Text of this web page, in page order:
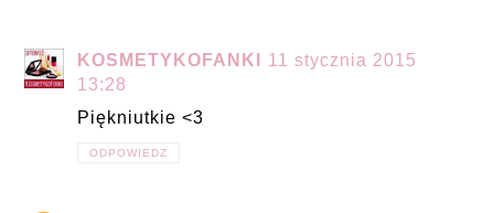
KOSMETYKOFANKI
11 stycznia 2015
13:28
Piękniutkie <3
ODPOWIEDZ